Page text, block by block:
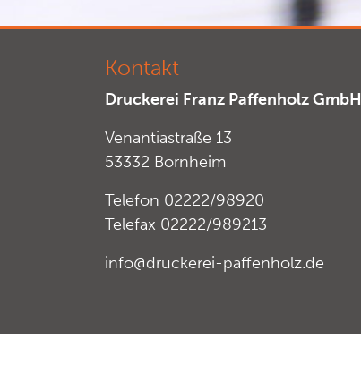
Kontakt
Druckerei Franz Paffenholz GmbH
Venantiastraße 13
53332 Bornheim
Telefon 02222/98920
Telefax 02222/989213
info@druckerei-paffenholz.de